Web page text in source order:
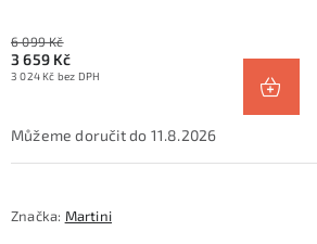
6 099 Kč
3 659 Kč
3 024 Kč bez DPH
11.8.2026
Značka: Martini